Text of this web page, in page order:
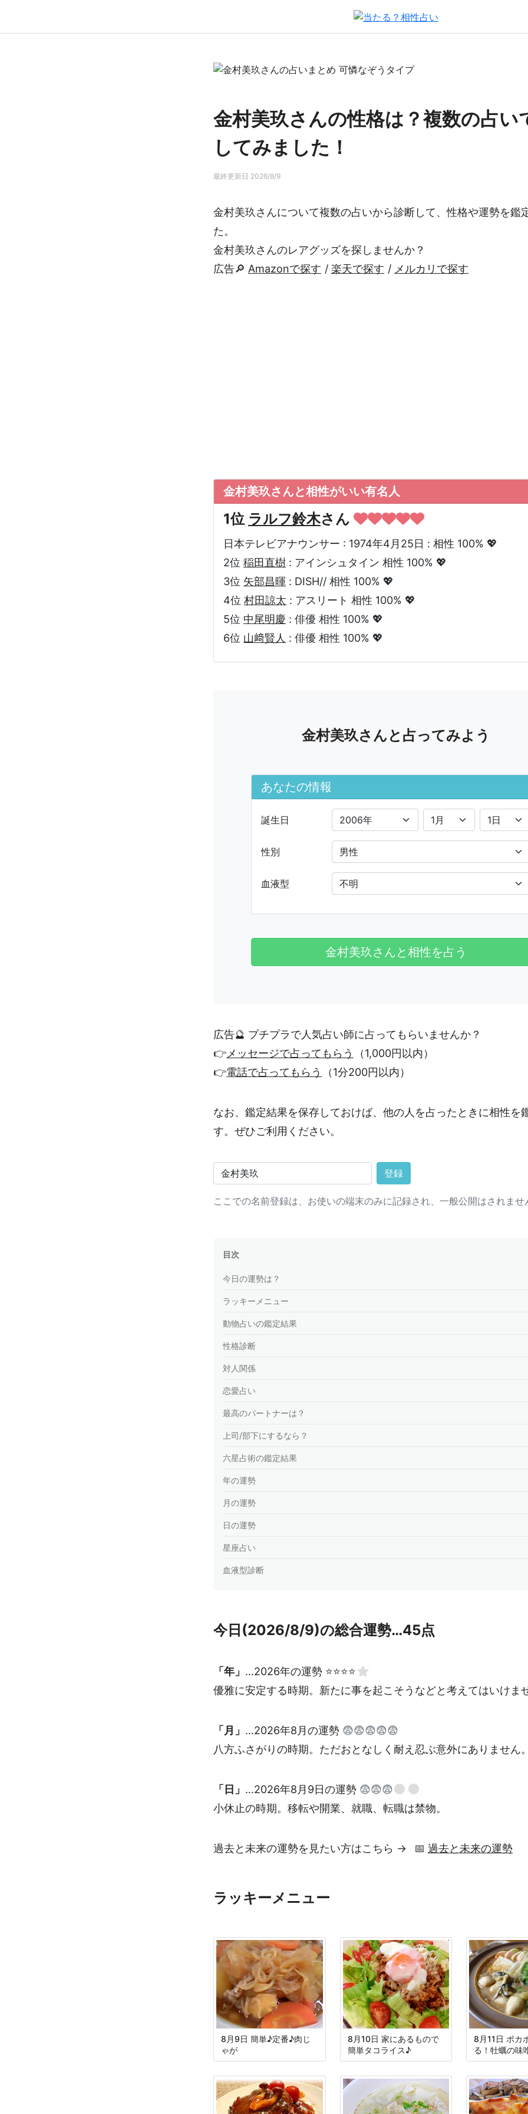
金村美玖さんの性格は？複数の占い
してみました！
最終更新日 2026/8/9
金村美玖さんについて複数の占いから診断して、性格や運勢を鑑
た。
金村美玖さんのレアグッズを探しませんか？
広告🔎 Amazonで探す / 楽天で探す / メルカリで探す
金村美玖さんと相性がいい有名人
1位 ラルフ鈴木さん
日本テレビアナウンサー : 1974年4月25日 : 相性 100% 💖
2位 稲田直樹 : アインシュタイン 相性 100% 💖
3位 矢部昌暉 : DISH// 相性 100% 💖
4位 村田諒太 : アスリート 相性 100% 💖
5位 中尾明慶 : 俳優 相性 100% 💖
6位 山﨑賢人 : 俳優 相性 100% 💖
金村美玖さんと占ってみよう
あなたの情報
誕生日
性別
血液型
広告🔮 プチプラで人気占い師に占ってもらいませんか？
👉メッセージで占ってもらう
（1,000円以内）
👉電話で占ってもらう （1分200円以内）
なお、鑑定結果を保存しておけば、他の人を占ったときに相性を
す。ぜひご利用ください。
登録
ここでの名前登録は、お使いの端末のみに記録され、一般公開はされませ
目次
今日の運勢は？
ラッキーメニュー
動物占いの鑑定結果
性格診断
対人関係
恋愛占い
最高のパートナーは？
上司/部下にするなら？
六星占術の鑑定結果
年の運勢
月の運勢
日の運勢
星座占い
血液型診断
今日(2026/8/9)の総合運勢…45点
「年」 …2026年の運勢 ⭐⭐⭐⭐
優雅に安定する時期。新たに事を起こそうなどと考えてはいけま
「月」 …2026年8月の運勢 😨😨😨😨😨
八方ふさがりの時期。ただおとなしく耐え忍ぶ意外にありません。
「日」 …2026年8月9日の運勢 😨😨😨
小休止の時期。移転や開業、就職、転職は禁物。
過去と未来の運勢を見たい方はこちら → 📅 過去と未来の運勢
ラッキーメニュー
8月9日 簡単♪定番♪肉じ
ゃが
8月10日 家にあるもので
簡単タコライス♪
8月11日 ポカ
る！牡蠣の味